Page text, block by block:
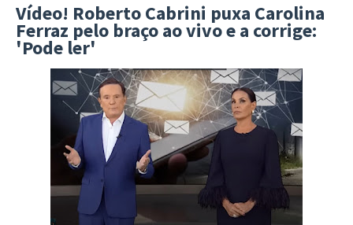
Vídeo! Roberto Cabrini puxa Carolina
Ferraz pelo braço ao vivo e a corrige:
'Pode ler'